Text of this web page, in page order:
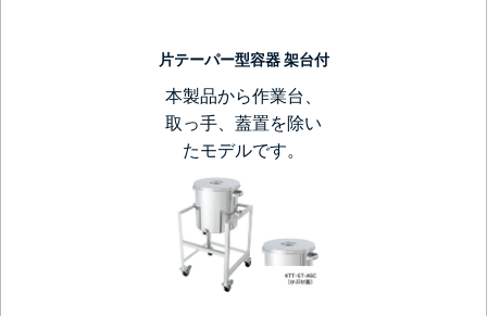
片テーパー型容器 架台付
本製品から作業台、
取っ手、蓋置を除い
たモデルです。